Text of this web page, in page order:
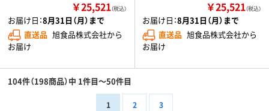
￥25,521（税込）
お届け日：8月31日（月）まで
直送品 旭食品株式会社から
お届け
￥25,521（税込）
お届け日：8月31日（月）まで
直送品 旭食品株式会社から
お届け
104件（198商品）中 1件目～50件目
1 2 3